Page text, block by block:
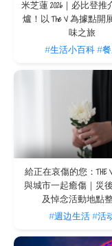
关于短租租约的
我计划在香港短
协议与一般私人
对于需要两、三个月短期租
繁琐程序。私人租约通常涉
印花税程序；而The V提供
费，并涵盖了水电、无线网
去处理杂费程序的负担，实
在短租合约中，
支需要留意？
在一般的租约中，租客需自
租费用已包含所有物业管理
湾仔、铜锣湾、跑马地或西
预算每月的固定开支，无需
如果因装修延误
的合约可弹性延
米芝蓮 2026｜必比登推
爐！以 The V 為據點開
味之旅
#生活小百科 #
給正在哀傷的您：THE
與城市一起癒傷｜災
及悼念活動地點
#週边生活#活